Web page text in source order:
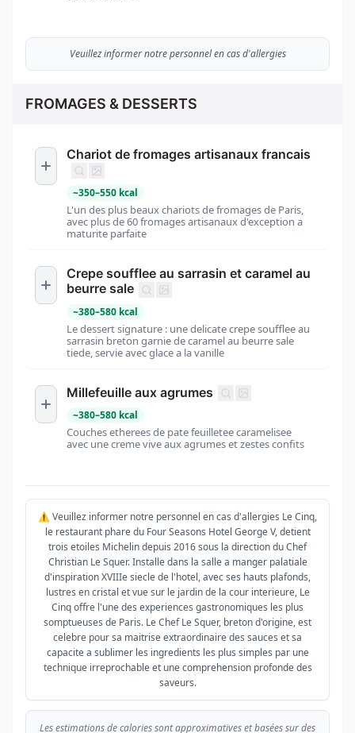
Veuillez informer notre personnel en cas d'allergies
FROMAGES & DESSERTS
Chariot de fromages artisanaux francais
~350–550 kcal
L'un des plus beaux chariots de fromages de Paris,
avec plus de 60 fromages artisanaux d'exception a
maturite parfaite
Crepe soufflee au sarrasin et caramel au
beurre sale
~380–580 kcal
Le dessert signature : une delicate crepe soufflee au
sarrasin breton garnie de caramel au beurre sale
tiede, servie avec glace a la vanille
Millefeuille aux agrumes
~380–580 kcal
Couches etherees de pate feuilletee caramelisee
avec une creme vive aux agrumes et zestes confits
⚠️ Veuillez informer notre personnel en cas d'allergies Le Cinq,
le restaurant phare du Four Seasons Hotel George V, detient
trois etoiles Michelin depuis 2016 sous la direction du Chef
Christian Le Squer. Installe dans la salle a manger palatiale
d'inspiration XVIIIe siecle de l'hotel, avec ses hauts plafonds,
lustres en cristal et vue sur le jardin de la cour interieure, Le
Cinq offre l'une des experiences gastronomiques les plus
somptueuses de Paris. Le Chef Le Squer, breton d'origine, est
celebre pour sa maitrise extraordinaire des sauces et sa
capacite a sublimer les ingredients les plus simples par une
technique irreprochable et une comprehension profonde des
saveurs.
Les estimations de calories sont approximatives et basées sur des